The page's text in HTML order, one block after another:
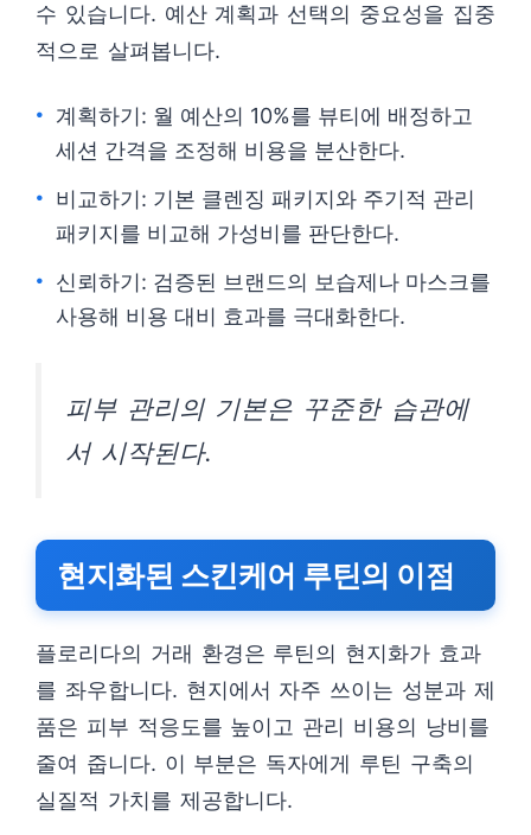
수 있습니다. 예산 계획과 선택의 중요성을 집중
적으로 살펴봅니다.
계획하기: 월 예산의 10%를 뷰티에 배정하고
세션 간격을 조정해 비용을 분산한다.
비교하기: 기본 클렌징 패키지와 주기적 관리
패키지를 비교해 가성비를 판단한다.
신뢰하기: 검증된 브랜드의 보습제나 마스크를
사용해 비용 대비 효과를 극대화한다.
피부 관리의 기본은 꾸준한 습관에
서 시작된다.
현지화된 스킨케어 루틴의 이점
플로리다의 거래 환경은 루틴의 현지화가 효과
를 좌우합니다. 현지에서 자주 쓰이는 성분과 제
품은 피부 적응도를 높이고 관리 비용의 낭비를
줄여 줍니다. 이 부분은 독자에게 루틴 구축의
실질적 가치를 제공합니다.